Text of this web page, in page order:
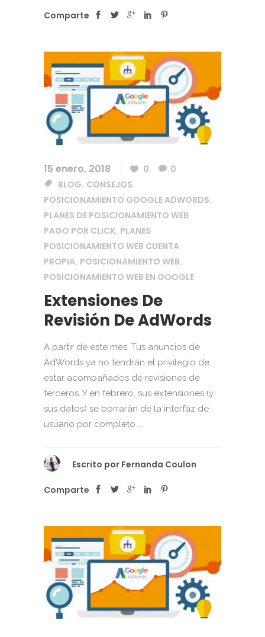
Comparte
15 enero, 2018 0
0
BLOG, CONSEJOS
POSICIONAMIENTO GOOGLE ADWORDS,
PLANES DE POSICIONAMIENTO WEB
PAGO POR CLICK, PLANES
POSICIONAMIENTO WEB CUENTA
PROPIA, POSICIONAMIENTO WEB,
POSICIONAMIENTO WEB EN GOOGLE
Extensiones De
Revisión De AdWords
A partir de este mes, Tus anuncios de
AdWords ya no tendrán el privilegio de
estar acompañados de revisiones de
terceros. Y en febrero, sus extensiones (y
sus datos) se borrarán de la interfaz de
usuario por completo. ...
Escrito por Fernanda Coulon
Comparte